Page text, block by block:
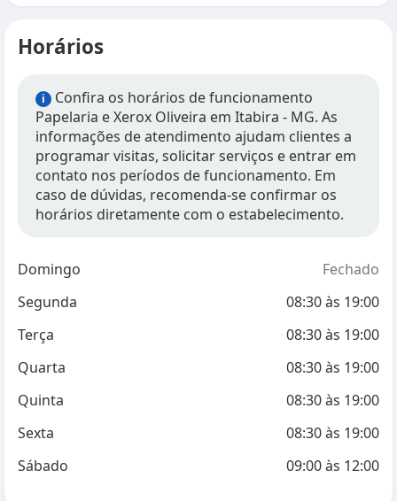
Horários
i
Confira os horários de funcionamento
Papelaria e Xerox Oliveira em Itabira - MG. As
informações de atendimento ajudam clientes a
programar visitas, solicitar serviços e entrar em
contato nos períodos de funcionamento. Em
caso de dúvidas, recomenda-se confirmar os
horários diretamente com o estabelecimento.
Domingo
Fechado
Segunda
08:30às 19:00
Terça
08:30às 19:00
Quarta
08:30às 19:00
Quinta
08:30às 19:00
Sexta
08:30às 19:00
Sábado
09:00às 12:00